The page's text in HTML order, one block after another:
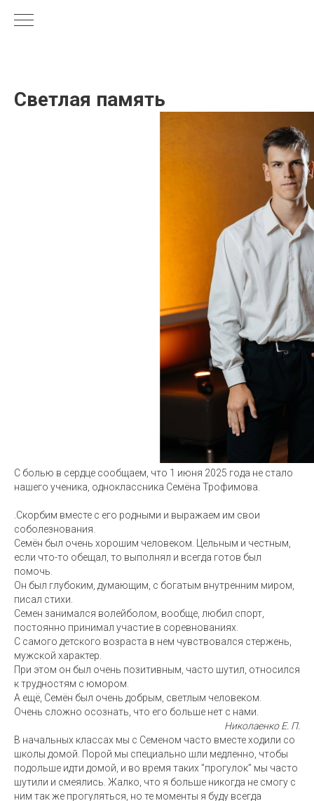
Светлая память
С болью в сердце сообщаем, что 1 июня 2025 года не стало
нашего ученика, одноклассника Семёна Трофимова.
.Скорбим вместе с его родными и выражаем им свои
соболезнования.
Семён был очень хорошим человеком. Цельным и честным,
если что-то обещал, то выполнял и всегда готов был
помочь.
Он был глубоким, думающим, с богатым внутренним миром,
писал стихи.
Семен занимался волейболом, вообще, любил спорт,
постоянно принимал участие в соревнованиях.
С самого детского возраста в нем чувствовался стержень,
мужской характер.
При этом он был очень позитивным, часто шутил, относился
к трудностям с юмором.
А ещё, Семён был очень добрым, светлым человеком.
Очень сложно осознать, что его больше нет с нами.
Николаенко Е. П.
В начальных классах мы с Семеном часто вместе ходили со
школы домой. Порой мы специально шли медленно, чтобы
подольше идти домой, и во время таких ”прогулок” мы часто
шутили и смеялись. Жалко, что я больше никогда не смогу с
ним так же прогуляться, но те моменты я буду всегда